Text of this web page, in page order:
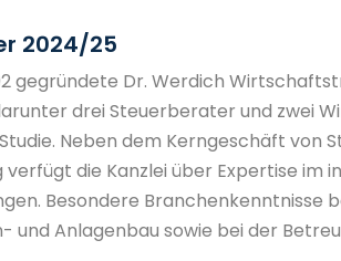
2024/25
gegründete Dr. Werdich
drei Steuerberater und zwei
Neben dem Kerngeschäft von
die Kanzlei über Expertise im
Besondere Branchenkenntnisse
und Anlagenbau sowie bei der